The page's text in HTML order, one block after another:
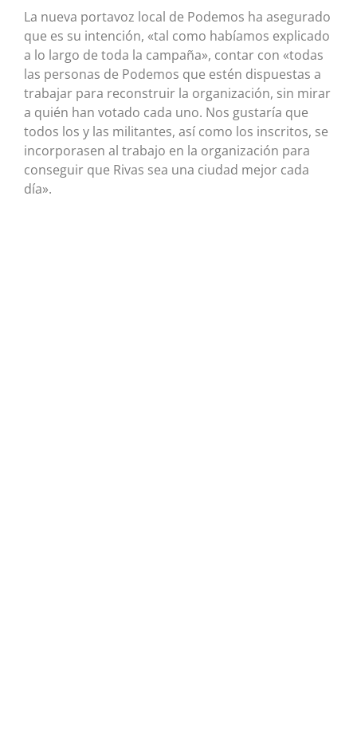
La nueva portavoz local de Podemos ha asegurado
que es su intención, «tal como habíamos explicado
a lo largo de toda la campaña», contar con «todas
las personas de Podemos que estén dispuestas a
trabajar para reconstruir la organización, sin mirar
a quién han votado cada uno. Nos gustaría que
todos los y las militantes, así como los inscritos, se
incorporasen al trabajo en la organización para
conseguir que Rivas sea una ciudad mejor cada
día».